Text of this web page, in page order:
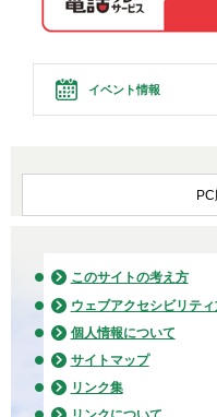
イベント情報
このサイトの考え方
ウェブアクセシビリテ
個人情報について
サイトマップ
リンク集